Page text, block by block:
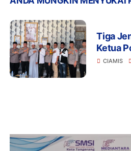
Tiga
Ketua
Ciamis
CIAMIS